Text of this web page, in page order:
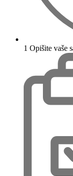
1 Opišite vaše